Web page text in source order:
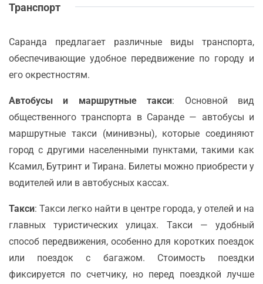
Транспорт
Саранда предлагает различные виды транспорта,
обеспечивающие удобное передвижение по городу и
его окрестностям.
Автобусы и маршрутные такси: Основной вид
общественного транспорта в Саранде — автобусы и
маршрутные такси (минивэны), которые соединяют
город с другими населенными пунктами, такими как
Ксамил, Бутринт и Тирана. Билеты можно приобрести у
водителей или в автобусных кассах.
Такси: Такси легко найти в центре города, у отелей и на
главных туристических улицах. Такси — удобный
способ передвижения, особенно для коротких поездок
или поездок с багажом. Стоимость поездки
фиксируется по счетчику, но перед поездкой лучше